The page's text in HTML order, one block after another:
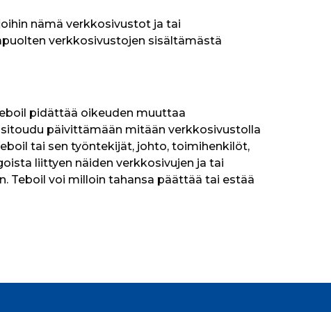
nämä verkkosivustot ja tai
verkkosivustojen sisältämästä
pidättää oikeuden muuttaa
päivittämään mitään verkkosivustolla
tai sen työntekijät, johto, toimihenkilöt,
liittyen näiden verkkosivujen ja tai
Teboil voi milloin tahansa päättää tai estää